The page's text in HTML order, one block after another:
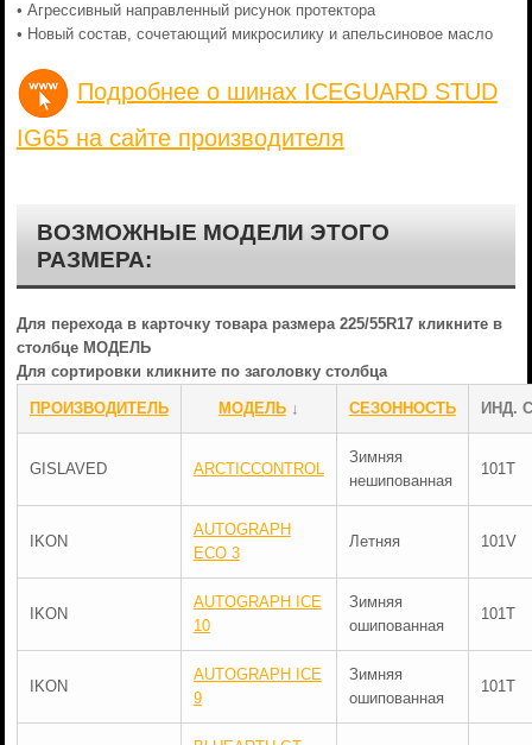
• Агрессивный направленный рисунок протектора
• Новый состав, сочетающий микросилику и апельсиновое масло
Подробнее о шинах ICEGUARD STUD
IG65 на сайте производителя
ВОЗМОЖНЫЕ МОДЕЛИ ЭТОГО
РАЗМЕРА:
Для перехода в карточку товара размера 225/55R17 кликните в
столбце МОДЕЛЬ
Для сортировки кликните по заголовку столбца
ПРОИЗВОДИТЕЛЬ МОДЕЛЬ↓ СЕЗОННОСТЬ ИНД.
GISLAVED ARCTICCONTROL
Зимняя
нешипованная
101T
IKON
AUTOGRAPH
ECO 3
Летняя 101V
IKON
AUTOGRAPH ICE
10
Зимняя
ошипованная
101T
IKON
AUTOGRAPH ICE
9
Зимняя
ошипованная
101T